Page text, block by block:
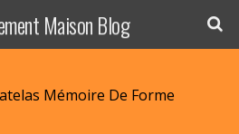
Maison Blog
Mémoire De Forme